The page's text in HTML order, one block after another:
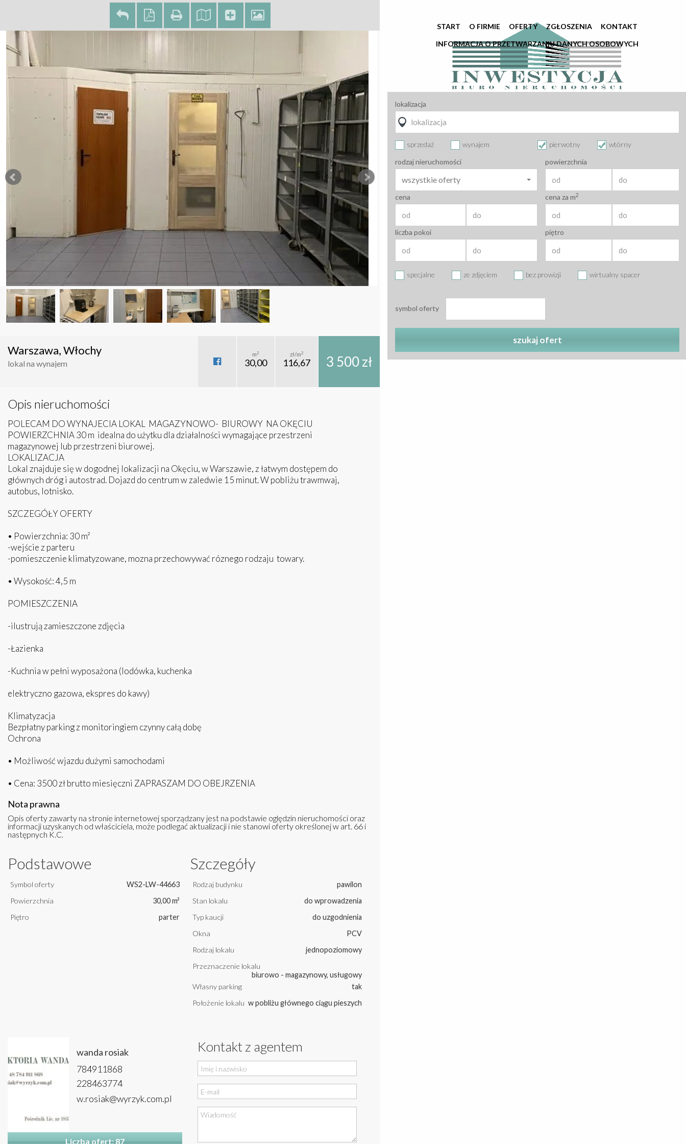
Warszawa, Włochy
lokal na wynajem
m2
30,00
zł/m2
116,67 3 500 zł
Opis nieruchomości
POLECAM DO WYNAJECIA LOKAL MAGAZYNOWO- BIUROWY NA OKĘCIU
POWIERZCHNIA 30 m idealna do użytku dla działalności wymagające przestrzeni
magazynowej lub przestrzeni biurowej.
LOKALIZACJA
Lokal znajduje się w dogodnej lokalizacji na Okęciu, w Warszawie, z łatwym dostępem do
głównych dróg i autostrad. Dojazd do centrum w zaledwie 15 minut. W pobliżu trawmwaj,
autobus, lotnisko.
SZCZEGÓŁY OFERTY
• Powierzchnia: 30 m²
-wejście z parteru
-pomieszczenie klimatyzowane, mozna przechowywać róznego rodzaju towary.
• Wysokość: 4,5 m
POMIESZCZENIA
-ilustrują zamieszczone zdjęcia
-Łazienka
-Kuchnia w pełni wyposażona (lodówka, kuchenka
elektryczno gazowa, ekspres do kawy)
Klimatyzacja
Bezpłatny parking z monitoringiem czynny całą dobę
Ochrona
• Możliwość wjazdu dużymi samochodami
• Cena: 3500 zł brutto miesięczni ZAPRASZAM DO OBEJRZENIA
Nota prawna
Opis oferty zawarty na stronie internetowej sporządzany jest na podstawie oględzin nieruchomości oraz
informacji uzyskanych od właściciela, może podlegać aktualizacji i nie stanowi oferty określonej w art. 66 i
następnych K.C.
Podstawowe
Symbol oferty
WS2-LW-44663
Powierzchnia
30,00 m²
Piętro
parter
Szczegóły
Rodzaj budynku
pawilon
Stan lokalu
do wprowadzenia
Typ kaucji
do uzgodnienia
Okna
PCV
Rodzaj lokalu
jednopoziomowy
Przeznaczenie lokalu
biurowo - magazynowy, usługowy
Własny parking
tak
Położenie lokalu w pobliżu głównego ciągu pieszych
wanda rosiak
784911868
228463774
w.rosiak@wyrzyk.com.pl
Liczba ofert: 87
Kontakt z agentem
START O FIRMIE OFERTY ZGŁOSZENIA
KONTAKT
INFORMACJA O PRZETWARZANIU DANYCH OSOBOWYCH
lokalizacja
sprzedaż wynajem pierwotny
wtórny
rodzaj nieruchomości
wszystkie oferty
powierzchnia
cena cena za m2
liczba pokoi piętro
specjalne ze zdjęciem bez prowizji wirtualny spacer
symbol oferty
szukaj ofert